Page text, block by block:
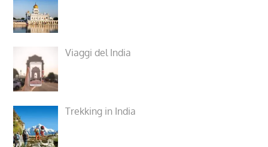
Viaggi del India
Trekking in India